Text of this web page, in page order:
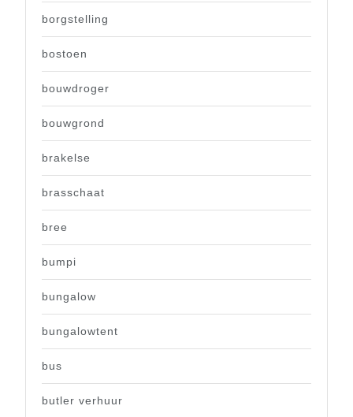
borgstelling
bostoen
bouwdroger
bouwgrond
brakelse
brasschaat
bree
bumpi
bungalow
bungalowtent
bus
butler verhuur